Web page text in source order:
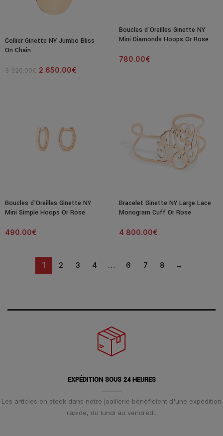
Collier Ginette NY Jumbo Bliss
On Chain
3 320.00€ 2 650.00€
Boucles d’Oreilles Ginette NY
Mini Diamonds Hoops Or Rose
780.00€
Boucles d’Oreilles Ginette NY
Mini Simple Hoops Or Rose
490.00€
Bracelet Ginette NY Large Lace
Monogram Cuff Or Rose
4 800.00€
1 2 3 4 … 6 7 8 →
EXPÉDITION SOUS 24 HEURES
Les articles en stock dans notre joaillerie bénéficient d'une expédition
rapide, du lundi au vendredi.